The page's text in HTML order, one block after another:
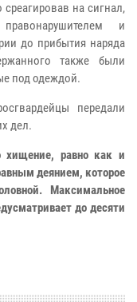
на сигнал,
и
до прибытия наряда
также были
под одеждой.
передали
дел.
хищение, равно как и
деянием, которое
Максимальное
до десяти